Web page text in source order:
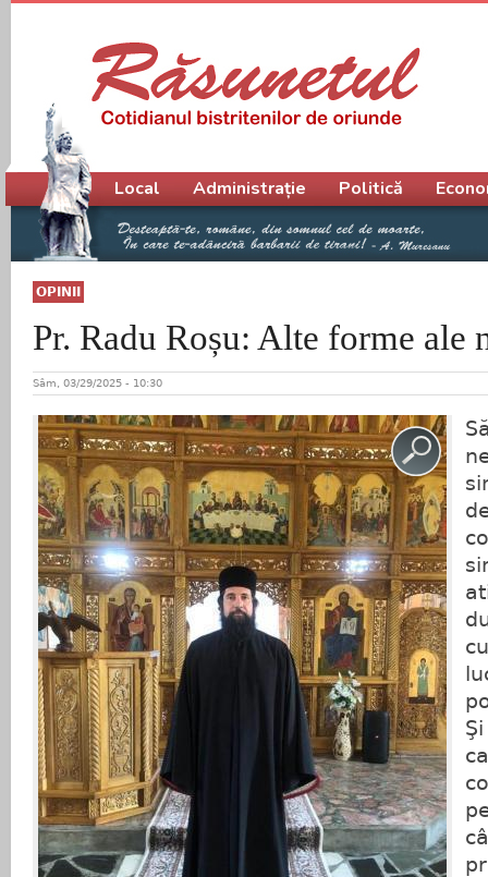
OPINII
Pr. Radu Roșu: Alte forme ale
Sâm, 03/29/2025 - 10:30
Meniu principal
Local Administrație Politică